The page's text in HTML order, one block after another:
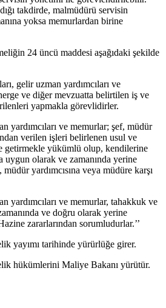
takdirde, malmüdürü servisin
yoksa memurlardan birine
24 üncü maddesi aşağıdaki şekilde
gelir uzman yardımcıları ve
ve diğer mevzuatta belirtilen iş ve
yapmakla görevlidirler.
yardımcıları ve memurlar; şef, müdür
verilen işleri belirlenen usul ve
getirmekle yükümlü olup, kendilerine
olarak ve zamanında yerine
yardımcısına veya müdüre karşı
yardımcıları ve memurlar, tahakkuk ve
ve doğru olarak yerine
zararlarından sorumludurlar.’’
yayımı tarihinde yürürlüğe girer.
hükümlerini Maliye Bakanı yürütür.